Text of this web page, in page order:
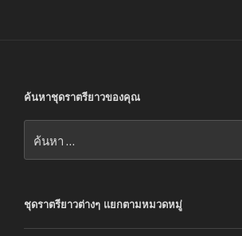
ค้นหาชุดราตรียาวของคุณ
ชุดราตรียาวต่างๆ แยกตามหมวดหมู่